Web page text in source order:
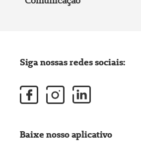
Siga nossas redes sociais:
Baixe nosso aplicativo